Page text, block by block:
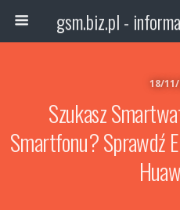
18/
Szukasz
Smartfonu? Sprawdź